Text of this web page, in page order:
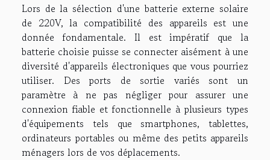
Lors de la sélection d'une batterie externe solaire
de 220V, la compatibilité des appareils est une
donnée fondamentale. Il est impératif que la
batterie choisie puisse se connecter aisément à une
diversité d'appareils électroniques que vous pourriez
utiliser. Des ports de sortie variés sont un
paramètre à ne pas négliger pour assurer une
connexion fiable et fonctionnelle à plusieurs types
d'équipements tels que smartphones, tablettes,
ordinateurs portables ou même des petits appareils
ménagers lors de vos déplacements.